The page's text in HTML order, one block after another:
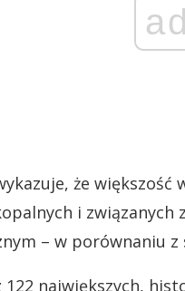
ad
że
i
– w porównaniu
największych,